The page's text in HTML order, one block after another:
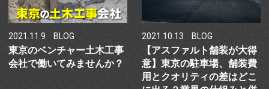
2021.11.9 BLOG
東京のベンチャー土木工事
会社で働いてみませんか？
2021.10.13 BLOG
【アスファルト舗装が大得
意】東京の駐車場、舗装費
用とクオリティの差はどこ